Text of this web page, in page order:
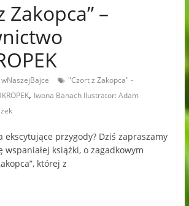
Zakopca” –
wNaszejBajce
"Czort z Zakopca" -
, Iwona Banach Ilustrator: Adam
ekscytujące przygody? Dziś zapraszamy
wspaniałej książki, o zagadkowym
której z